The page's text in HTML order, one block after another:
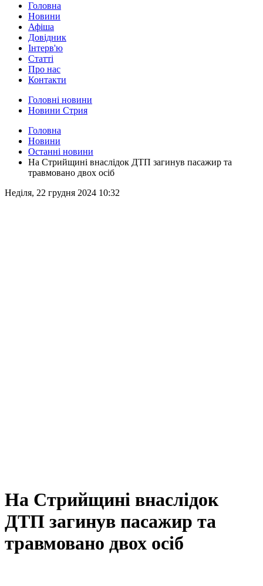
Головна
Новини
Афіша
Довідник
Інтерв'ю
Статті
Про нас
Контакти
Головні новини
Новини Стрия
Головна
Новини
Останні новини
На Стрийщині внаслідок ДТП загинув пасажир та
травмовано двох осіб
Неділя, 22 грудня 2024 10:32
На Стрийщині внаслідок
ДТП загинув пасажир та
травмовано двох осіб